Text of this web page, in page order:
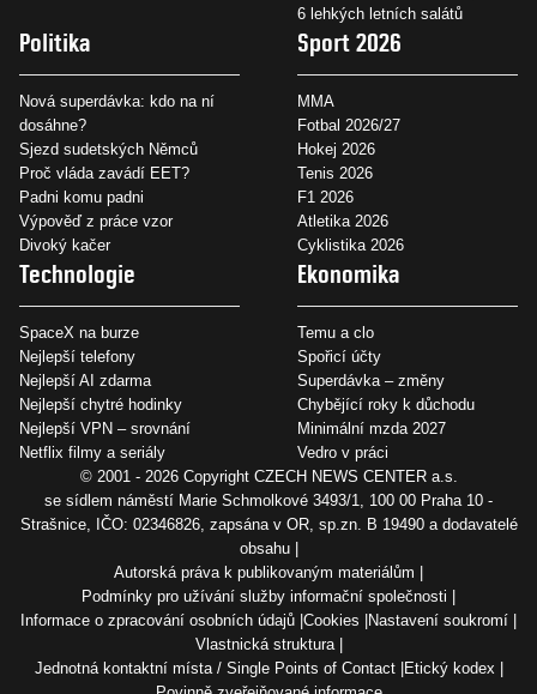
6 lehkých letních salátů
Politika
Nová superdávka: kdo na ní
dosáhne?
Sjezd sudetských Němců
Proč vláda zavádí EET?
Padni komu padni
Výpověď z práce vzor
Divoký kačer
Sport 2026
MMA
Fotbal 2026/27
Hokej 2026
Tenis 2026
F1 2026
Atletika 2026
Cyklistika 2026
Technologie
SpaceX na burze
Nejlepší telefony
Nejlepší AI zdarma
Nejlepší chytré hodinky
Nejlepší VPN – srovnání
Netflix filmy a seriály
Ekonomika
Temu a clo
Spořicí účty
Superdávka – změny
Chybějící roky k důchodu
Minimální mzda 2027
Vedro v práci
© 2001 - 2026 Copyright CZECH NEWS CENTER a.s.
se sídlem náměstí Marie Schmolkové 3493/1, 100 00 Praha 10 -
Strašnice, IČO: 02346826, zapsána v OR, sp.zn. B 19490 a dodavatelé
obsahu
Autorská práva k publikovaným materiálům
Podmínky pro užívání služby informační společnosti
Informace o zpracování osobních údajů Cookies Nastavení soukromí
Vlastnická struktura
Jednotná kontaktní místa / Single Points of Contact Etický kodex